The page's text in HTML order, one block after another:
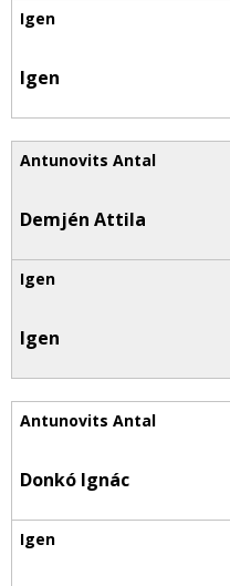
Igen
Demjén Attila
Igen
Donkó Ignác